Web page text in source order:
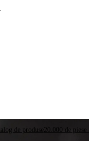
de produse 20.000 de